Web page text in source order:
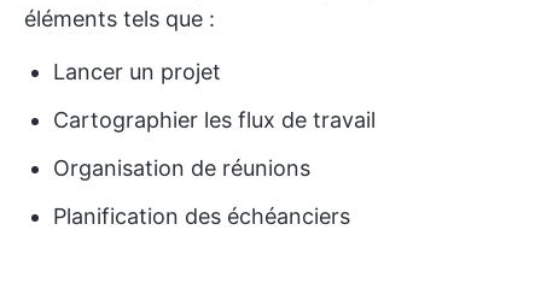
éléments tels que :
Lancer un projet
Cartographier les flux de travail
Organisation de réunions
Planification des échéanciers